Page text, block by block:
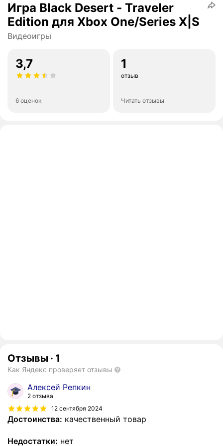
Игра Black Desert - Traveler
Edition для Xbox One/Series X|S
Видеоигры
3,7
6 оценок
1
отзыв
Читать отзывы
Отзывы · 1
Как Яндекс проверяет отзывы
Алексей Репкин
2 отзыва
12 сентября 2024
Достоинства: качественный товар
Недостатки: нет